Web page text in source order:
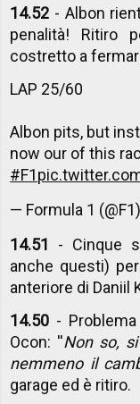
14.52 - Albon
penalità! Ritiro
costretto a
LAP 25/60
Albon pits, but
now our of this
#F1
— Formula 1 (@F1)
14.51
- Cinque
anche questi)
anteriore di Daniil
14.50 -
Ocon: ''Non so,
nemmeno il
garage ed è ritiro.